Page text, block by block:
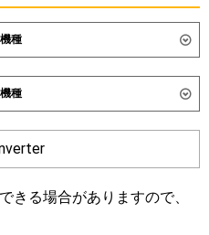
種
sil
機種
SZRB50BJV
SZRB50BCV
RBSA05033JM
きる場合がありますので、